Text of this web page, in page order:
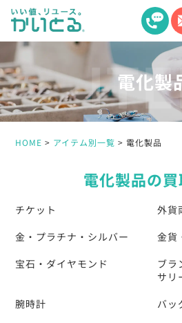
電化製
HOME アイテム別一覧 電化製品
電化製品の
チケット
外貨
金・プラチナ・シルバー
金貨
宝石・ダイヤモンド
ブラ
サリ
腕時計
バッ